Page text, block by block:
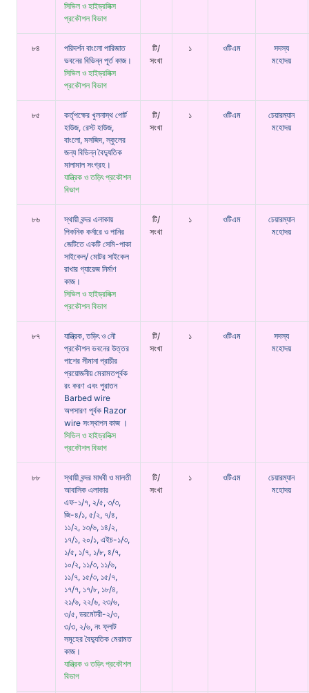
সিভিল ও হাইড্রলিক্স
প্রকৌশল বিভাগ
৮৪
পরিদর্শন বাংলো পারিজাত
ভবনের বিভিন্ন পূর্ত কাজ।
সিভিল ও হাইড্রলিক্স
প্রকৌশল বিভাগ
টি/
সংখা
১ ওটিএম
সদস্য
মহোদয়
৮৫
কর্তৃপক্ষের খুলনাস্থ পোর্ট
হাউজ, রেস্ট হাউজ,
বাংলো, মসজিদ, স্কুলের
জন্য বিভিন্ন বৈদ্যুতিক
মালামাল সংগ্রহ।
যান্ত্রিক ও তড়িৎ প্রকৌশল
বিভাগ
টি/
সংখা
১ ওটিএম
চেয়ারম্যান
মহোদয়
৮৬
স্থায়ী বন্দর এলাকায়
পিকনিক কর্নারে ও পানির
জেটিতে একটি সেমি-পাকা
সাইকেল/ মোটর সাইকেল
রাখার গ্যারেজ নির্মাণ
কাজ।
সিভিল ও হাইড্রলিক্স
প্রকৌশল বিভাগ
টি/
সংখা
১ ওটিএম
চেয়ারম্যান
মহোদয়
৮৭
যান্ত্রিক, তড়িৎ ও নৌ
প্রকৌশল ভবনের উত্তর
পাশের সীমানা প্রাচীর
প্রয়োজনীয় মেরামতপূর্বক
রং করণ এবং পুরাতন
Barbed wire
অপসারণ পূর্বক Razor
wire সংস্থাপন কাজ ।
সিভিল ও হাইড্রলিক্স
প্রকৌশল বিভাগ
টি/
সংখা
১ ওটিএম
সদস্য
মহোদয়
৮৮
স্থায়ী বন্দর মাধবী ও মালতী
আবাসিক এলাকার
এফ-১/৭, ২/৫, ৩/৩,
জি-৪/১, ৫/২, ৭/৪,
১১/২, ১৩/৬, ১৪/২,
১৭/১, ২০/১, এইচ-১/৩,
১/৫, ১/৭, ১/৮, ৪/৭,
১০/২, ১১/৩, ১১/৬,
১১/৭, ১৫/৩, ১৫/৭,
১৭/৭, ১৭/৮, ১৮/৪,
২১/৬, ২২/৬, ২৩/৬,
৩/৫, ডরমেটরী-২/৩,
৩/৩, ২/৬, নং ফ্লাট
সমূহের বৈদ্যুতিক মেরামত
কাজ।
যান্ত্রিক ও তড়িৎ প্রকৌশল
বিভাগ
টি/
সংখা
১ ওটিএম
চেয়ারম্যান
মহোদয়